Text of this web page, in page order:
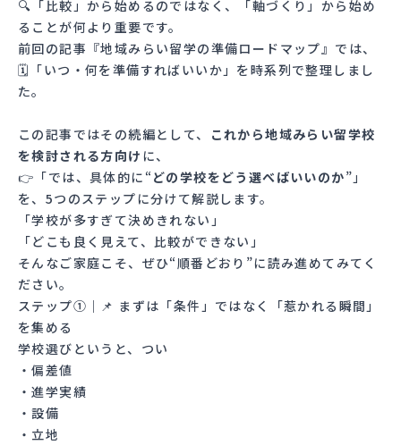
🔍「比較」から始めるのではなく、「軸づくり」から始め
ることが何より重要です。
前回の記事『地域みらい留学の準備ロードマップ 』では、
🗓「いつ・何を準備すればいいか」を時系列で整理しまし
た。
この記事ではその続編として、
これから地域みらい留学校
を検討される方向け に、
👉「では、具体的に“ どの学校をどう選べばいいのか”」
を、5つのステップに分けて解説します。
「学校が多すぎて決めきれない」
「どこも良く見えて、比較ができない」
そんなご家庭こそ、ぜひ“順番どおり”に読み進めてみてく
ださい。
ステップ①｜📌 まずは「条件」ではなく「惹かれる瞬間」
を集める
学校選びというと、つい
・偏差値
・進学実績
・設備
・立地